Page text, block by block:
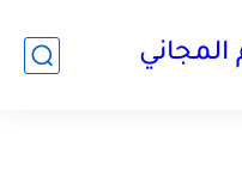
المجاني